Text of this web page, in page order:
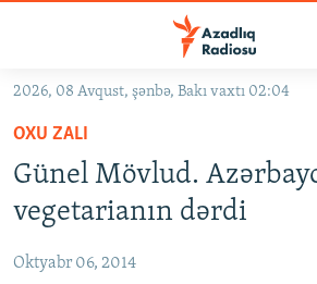
Əsas
qayıt
Əsas
qayıt
Axtarışa
#İZAHLA
#ƏSLINDƏ
FƏRQƏ BAX
2026, 08 Avqust, şənbə, Bakı vaxtı 02:04
OXU ZALI
Günel Mövlud.
vegetarianın dərdi
Oktyabr 06, 2014